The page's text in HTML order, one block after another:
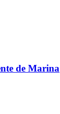
de Marina